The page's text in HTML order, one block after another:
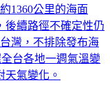
1360公里的海面
後續路徑不確定性仍
灣，不排除發布海
台各地一週氣溫變
氣變化。